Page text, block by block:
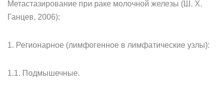
Метастазирование при раке молочной железы (Ш. X.
Ганцев, 2006):
1. Регионарное (лимфогенное в лимфатические узлы):
1.1. Подмышечные.